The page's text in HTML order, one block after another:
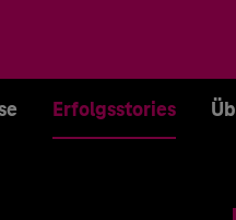
Erfolgsstories